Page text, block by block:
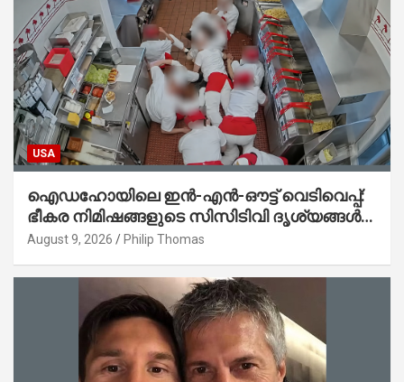
USA
ഐഡഹോയിലെ ഇൻ-എൻ-ഔട്ട് വെടിവെപ്പ്:
ഭീകര നിമിഷങ്ങളുടെ സിസിടിവി ദൃശ്യങ്ങൾ
പുറത്ത്; ആക്രമണത്തിന് പിന്നിലെ കാരണം
August 9, 2026 Philip Thomas